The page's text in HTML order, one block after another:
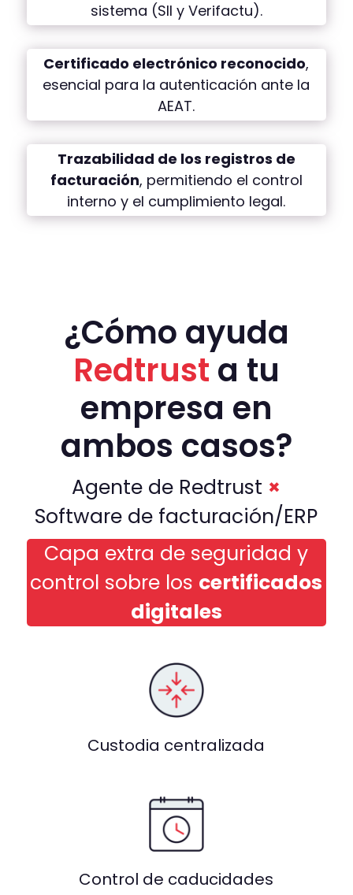
sistema (SII y Verifactu).
Certificado electrónico reconocido,
esencial para la autenticación ante la
AEAT.
Trazabilidad de los registros de
facturación, permitiendo el control
interno y el cumplimiento legal.
¿Cómo ayuda
Redtrust a tu
empresa en
ambos casos?
Agente de Redtrust ×
Software de facturación/ERP
Capa extra de seguridad y
control sobre los certificados
digitales
Custodia centralizada
Control de caducidades